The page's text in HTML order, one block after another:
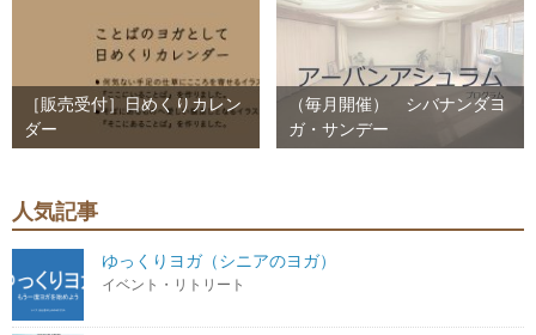
［販売受付］日めくりカレン
ダー
（毎月開催） シバナンダヨ
ガ・サンデー
人気記事
ゆっくりヨガ（シニアのヨガ）
イベント・リトリート